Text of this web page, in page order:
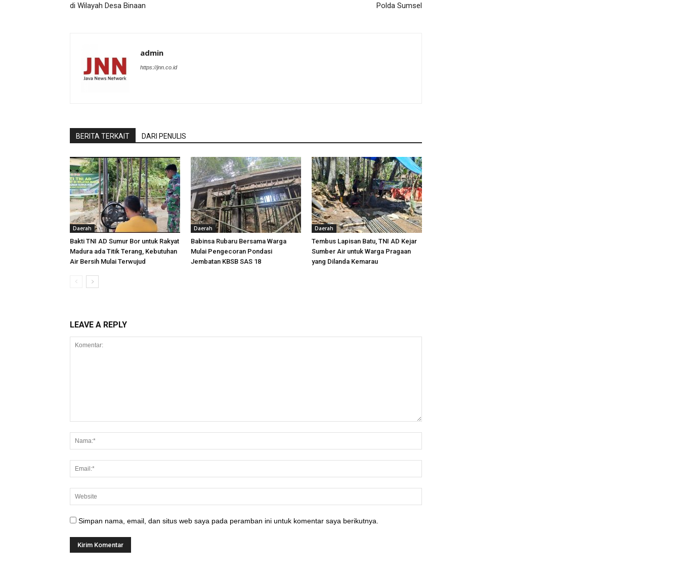
di Wilayah Desa Binaan
Polda Sumsel
admin
https://jnn.co.id
BERITA TERKAIT DARI PENULIS
Daerah
Bakti TNI AD Sumur Bor untuk Rakyat
Madura ada Titik Terang, Kebutuhan
Air Bersih Mulai Terwujud
Daerah
Babinsa Rubaru Bersama Warga
Mulai Pengecoran Pondasi
Jembatan KBSB SAS 18
Daerah
Tembus Lapisan Batu, TNI AD Kejar
Sumber Air untuk Warga Pragaan
yang Dilanda Kemarau
LEAVE A REPLY
Simpan nama, email, dan situs web saya pada peramban ini untuk komentar saya berikutnya.